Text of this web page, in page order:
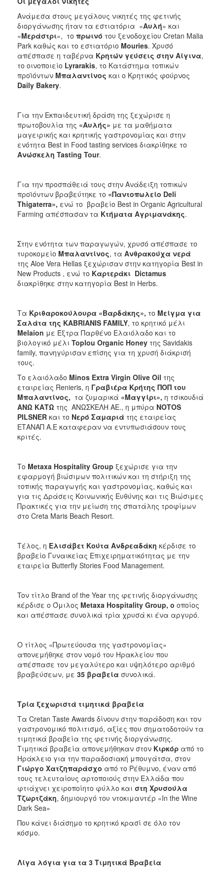
Ανάμεσα στους μεγάλους νικητές της φετινής
διοργάνωσης ήταν τα εστιατόρια «Αυλή» και
«Μεράστρι», το πρωινό του ξενοδοχείου Cretan Malia
Park καθώς και το εστιατόριο Mouries. Χρυσό
απέσπασε η ταβέρνα Κρητών γεύσεις στην Αίγινα,
το οινοποιείο Lyrarakis, το Κατάστημα τοπικών
προϊόντων Μπαλαντίνος και ο Κρητικός φούρνος
Daily Bakery.
Για την Εκπαιδευτική δράση της ξεχώρισε η
πρωτοβουλία της «Αυλής» με τα μαθήματα
μαγειρικής και κρητικής γαστρονομίας και στην
ενότητα Best in Food tasting services διακρίθηκε το
Ανώσκελη Tasting Tour.
Για την προσπάθειά τους στην Ανάδειξη τοπικών
προϊόντων βραβεύτηκε το «Παντοπωλείο Deli
Thigaterra», ενώ το βραβείο Best in Organic Agricultural
Farming απέσπασαν τα Κτήματα Αγριμανάκης.
Στην ενότητα των παραγωγών, χρυσό απέσπασε το
τυροκομείο Μπαλαντίνος, τα Ανθρακούχα νερά
της Aloe Vera Hellas ξεχώρισαν στην κατηγορία Best in
New Products , ενώ το Καρτεράκι Dictamus
διακρίθηκε στην κατηγορία Best in Herbs.
Tα Κριθαροκούλουρα «Βαρδάκης», το Μείγμα για
Σαλάτα της KABRIANIS FAMILY, το κρητικό μέλι
Melaion με Έξτρα Παρθένο Ελαιόλαδο και το
βιολογικό μέλι Toplou Organic Honey της Savidakis
family, πανηγύρισαν επίσης για τη χρυσή διάκρισή
τους.
Το ελαιόλαδο Minos Extra Virgin Olive Oil της
εταιρείας Renieris, η Γραβιέρα Κρήτης ΠΟΠ του
Μπαλαντίνος, τα ζυμαρικά «Μαγγίρι», η τσικουδιά
ΑΝΩ ΚΑΤΩ της ΑΝΩΣΚΕΛΗ ΑΕ., η μπύρα NOTOS
PILSNER και το Νερό Σαμαριά της εταιρείας
ΕΤΑΝΑΠ Α.Ε καταφεραν να εντυπωσιάσουν τους
κριτές.
Το Metaxa Hospitality Group ξεχώρισε για την
εφαρμογή βιώσιμων πολιτικών και τη στήριξη της
τοπικής παραγωγής και γαστρονομίας, καθώς και
για τις Δράσεις Κοινωνικής Ευθύνης και τις Βιώσιμες
Πρακτικές για την μείωση της σπατάλης τροφίμων
στο Creta Maris Beach Resort.
Τέλος, η Ελισάβετ Κούτα Ανδρεαδάκη κέρδισε το
βραβείο Γυναικείας Επιχειρηματικότητας με την
εταιρεία Butterfly Stories Food Management.
Toν τίτλο Brand of the Year της φετινής διοργάνωσης
κέρδισε ο Όμιλος Metaxa Hospitality Group, ο οποίος
και απέσπασε συνολικά τρία χρυσά κι ένα αργυρό.
O τίτλος «Πρωτεύουσα της γαστρονομίας»
απονεμήθηκε στον νομό του Ηρακλείου που
απέσπασε τον μεγαλύτερο και υψηλότερο αριθμό
βραβεύσεων, με 35 βραβεία συνολικά.
Τρία ξεχωριστά τιμητικά βραβεία
Τα Cretan Taste Awards δίνουν στην παράδοση και τον
γαστρονομικό πολιτισμό, αξίες που σηματοδοτούν τα
τιμητικά βραβεία της φετινής διοργάνωσης.
Τιμητικά βραβεία απονεμήθηκαν στον Κιρκόρ από το
Ηράκλειο για την παραδοσιακή μπουγάτσα, στον
Γιώργο Χατζηπαράσχο από το Ρέθυμνο, έναν από
τους τελευταίους αρτοποιούς στην Ελλάδα που
φτιάχνει χειροποίητο φύλλο και στη Χρυσούλα
Τζωρτζάκη, δημιουργό του ντοκιμαντέρ «In the Wine
Dark Sea»
Που κάνει διάσημο το κρητικό κρασί σε όλο τον
κόσμο.
Λίγα λόγια για τα 3 Τιμητικά Βραβεία